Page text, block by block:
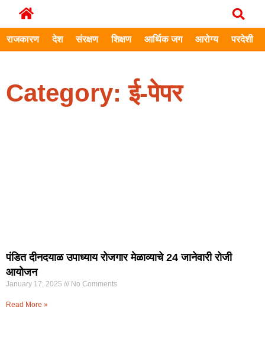
राजकारण देश संरक्षण शिक्षण आर्थिक जग आरोग्य परदेशी
Category: ई-पेपर
पंडित दीनदयाळ उपाध्याय रोजगार मेळाव्याचे 24 जानेवारी रोजी
आयोजन
January 17, 2025 No Comments
Read More »